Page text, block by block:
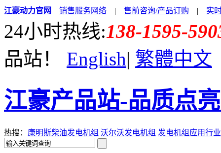
江豪动力官网 销售服务网络 | 售前咨询/产品订购 | 实
24小时热线:138-1595-
品站！ English| 繁體中文
江豪产品站-品质点
热搜： 康明斯柴油发电机组 沃尔沃发电机组 发电机组应用行业